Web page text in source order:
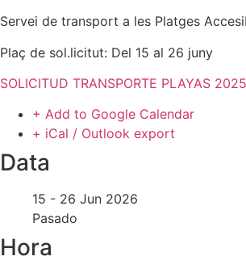
Servei de transport a les Platges
Plaç de sol.licitut: Del 15 al 26 juny
SOLICITUD TRANSPORTE PLAYAS
+ Add to Google Calendar
+ iCal / Outlook export
Data
15 - 26 Jun 2026
Pasado
Hora